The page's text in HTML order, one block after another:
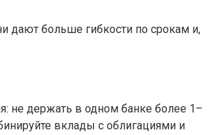
дают больше гибкости по срокам и,
не держать в одном банке более 1–
вклады с облигациями и